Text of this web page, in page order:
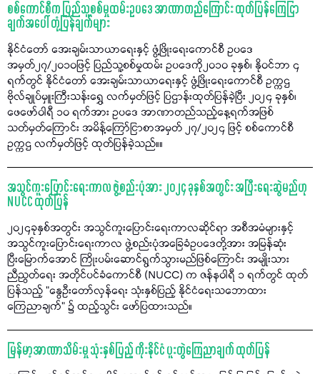
စစ်ကောင်စီက ပြည်သူ့စစ်မှုထမ်းဥပဒေ အာဏာတည်ကြောင်း ထုတ်ပြန်ကြေငြာ
ချက်အပေါ် တုံ့ပြန်ချက်များ
နိုင်ငံတော် အေးချမ်းသာယာရေးနှင့် ဖွံ့ဖြိုးရေးကောင်စီ ဥပဒေ
အမှတ်၂၇/၂၀၁၀ဖြင့် ပြည်သူ့စစ်မှုထမ်း ဥပဒေကို၂၀၁၀ ခုနှစ်၊ နိုဝင်ဘာ ၄
ရက်တွင် နိုင်ငံတော် အေးချမ်းသာယာရေးနှင့် ဖွံ့ဖြိုးရေးကောင်စီ ဥက္ကဌ
ဗိုလ်ချုပ်မှူးကြီးသန်းရွှေ လက်မှတ်ဖြင့် ပြဌာန်းထုတ်ပြန်ခဲ့ပြီး ၂၀၂၄ ခုနှစ်၊
ဖေဖော်ဝါရီ ၁၀ ရက်အား ဥပဒေ အာဏာတည်သည့်နေ့ရက်အဖြစ်
သတ်မှတ်ကြောင်း အမိန့်ကြော်ငြာစာအမှတ် ၂၇/၂၀၂၄ ဖြင့် စစ်ကောင်စီ
ဥက္ကဌ လက်မှတ်ဖြင့် ထုတ်ပြန်ခဲ့သည်။။
အသွင်ကူးပြောင်းရေးကာလ ဖွဲ့စည်းပုံအား ၂၀၂၄ ခုနှစ်အတွင်း အပြီးရေးဆွဲမည်ဟု
NUCC ထုတ်ပြန်
၂၀၂၄ခုနှစ်အတွင်း အသွင်ကူးပြောင်းရေးကာလဆိုင်ရာ အစီအမံများနှင့်
အသွင်ကူးပြောင်းရေးကာလ ဖွဲ့စည်းပုံအခြေခံဥပဒေတို့အား အမြန်ဆုံး
ပြီးမြောက်အောင် ကြိုးပမ်းဆောင်ရွက်သွားမည်ဖြစ်ကြောင်း အမျိုးသား
ညီညွတ်ရေး အတိုင်ပင်ခံကောင်စီ (NUCC) က ဇန်နဝါရီ ၁ ရက်တွင် ထုတ်
ပြန်သည့် "နွေဦးတော်လှန်ရေး သုံးနှစ်ပြည့် နိုင်ငံရေးသဘောထား
ကြေညာချက်" ၌ ထည့်သွင်း ဖော်ပြထားသည်။
မြန်မာ့အာဏာသိမ်းမှု သုံးနှစ်ပြည့် ကိုးနိုင်ငံ ပူးတွဲကြေညာချက် ထုတ်ပြန်